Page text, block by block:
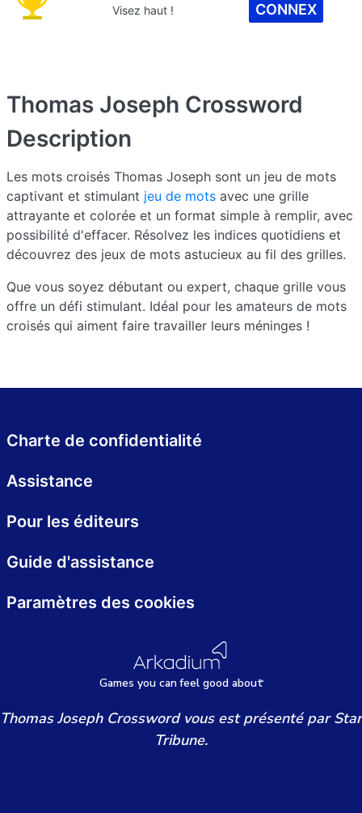
Visez haut ! CONNEX
Thomas Joseph Crossword
Description
Les mots croisés Thomas Joseph sont un jeu de mots
captivant et stimulant jeu de mots avec une grille
attrayante et colorée et un format simple à remplir, avec
possibilité d'effacer. Résolvez les indices quotidiens et
découvrez des jeux de mots astucieux au fil des grilles.
Que vous soyez débutant ou expert, chaque grille vous
offre un défi stimulant. Idéal pour les amateurs de mots
croisés qui aiment faire travailler leurs méninges !
Games you canfeel good about
Charte de confidentialité
Assistance
Pour les éditeurs
Guide d'assistance
Paramètres des cookies
Thomas Joseph Crossword vous est présenté par Star
Tribune.